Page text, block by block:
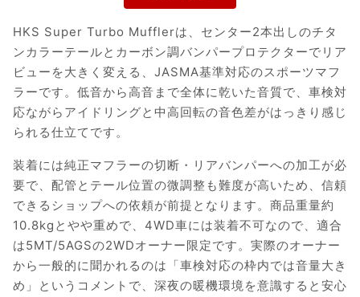
HKS Super Turbo Mufflerは、センター2本出しのチタ
ンカラーテールとカーボン調バンパープロテクターでリア
ビューを大きく変える、JASMA基準対応のスポーツマフ
ラーです。低音から高音まで全体に乾いた音質で、車検対
応ながらアイドリングと中高回転の音色差がはっきり感じ
られる仕立てです。
装着には純正マフラーの切断・リアバンパーへの加工が必
要で、配管とテール位置の微調整も難度が高いため、信頼
できるショップへの依頼が前提となります。商品重量約
10.8kgとやや重めで、4WD車には装着不可なので、適合
は5MT/5AGSの2WDオーナー限定です。実際のオーナー
から一般的に聞かれるのは「車検対応の枠内では音量大き
め」というコメントで、深夜の暖機環境を意識すると安心